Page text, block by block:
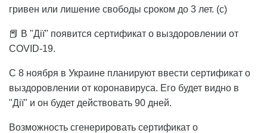
гривен или лишение свободы сроком до 3 лет. (с)
📕 В "Дії" появится сертификат о выздоровлении от
COVID-19.
С 8 ноября в Украине планируют ввести сертификат о
выздоровлении от коронавируса. Его будет видно в
"Дії" и он будет действовать 90 дней.
Возможность сгенерировать сертификат о